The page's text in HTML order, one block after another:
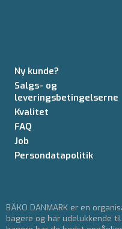
Ny kunde?
Salgs- og
leveringsbetingelserne
Kvalitet
FAQ
Job
Persondatapolitik
BÄKO DANMARK er en
bagere og har udelukkende